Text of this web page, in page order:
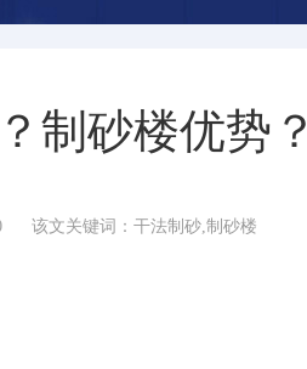
制砂楼优势？
该文关键词：干法制砂,制砂楼